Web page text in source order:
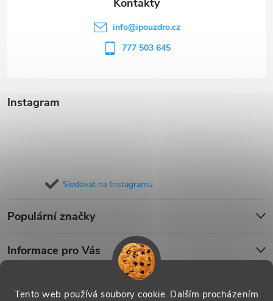
Tento web používá soubory cookie. Dalším procházením
Instagram
Sledovat na Instagramu
Populární značky
Informace pro Vás
info@ipouzdro.cz
777 503 645